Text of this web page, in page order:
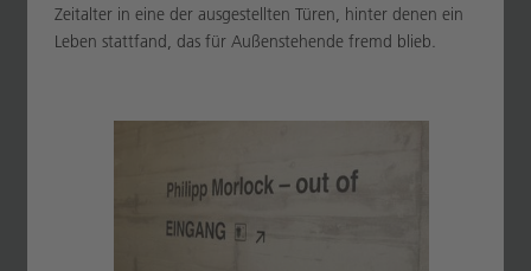
Zeitalter in eine der ausgestellten Türen, hinter denen ein
Leben stattfand, das für Außenstehende fremd blieb.